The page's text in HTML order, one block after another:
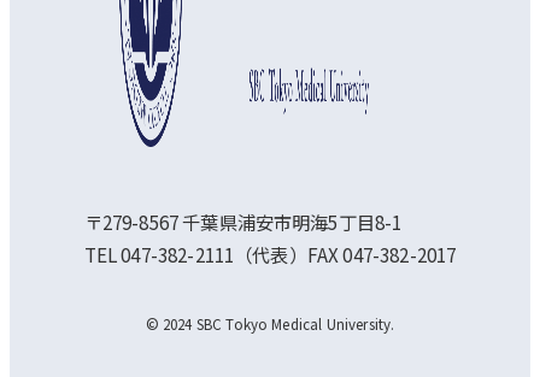
〒279-8567 千葉県浦安市明海5丁目8-1
TEL 047-382-2111（代表）FAX 047-382-2017
© 2024 SBC Tokyo Medical University.